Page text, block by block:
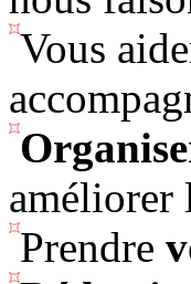
Vous
améliorer
Prendre